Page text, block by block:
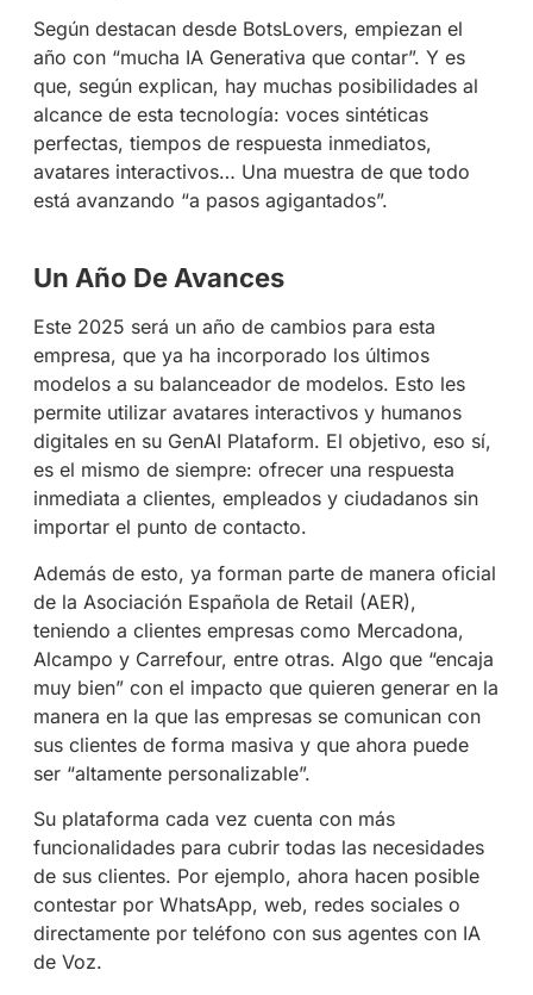
Según destacan desde BotsLovers, empiezan el
año con “mucha IA Generativa que contar”. Y es
que, según explican, hay muchas posibilidades al
alcance de esta tecnología: voces sintéticas
perfectas, tiempos de respuesta inmediatos,
avatares interactivos… Una muestra de que todo
está avanzando “a pasos agigantados”.
Un Año De Avances
Este 2025 será un año de cambios para esta
empresa, que ya ha incorporado los últimos
modelos a su balanceador de modelos. Esto les
permite utilizar avatares interactivos y humanos
digitales en su GenAI Plataform. El objetivo, eso sí,
es el mismo de siempre: ofrecer una respuesta
inmediata a clientes, empleados y ciudadanos sin
importar el punto de contacto.
Además de esto, ya forman parte de manera oficial
de la Asociación Española de Retail (AER),
teniendo a clientes empresas como Mercadona,
Alcampo y Carrefour, entre otras. Algo que “encaja
muy bien” con el impacto que quieren generar en la
manera en la que las empresas se comunican con
sus clientes de forma masiva y que ahora puede
ser “altamente personalizable”.
Su plataforma cada vez cuenta con más
funcionalidades para cubrir todas las necesidades
de sus clientes. Por ejemplo, ahora hacen posible
contestar por WhatsApp, web, redes sociales o
directamente por teléfono con sus agentes con IA
de Voz.